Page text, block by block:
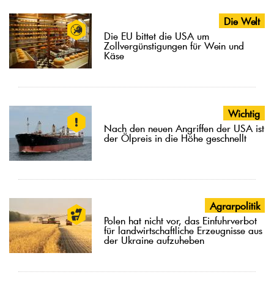
Die Welt
Die EU bittet die USA um
Zollvergünstigungen für Wein und
Käse
Wichtig
Nach den neuen Angriffen der USA ist
der Ölpreis in die Höhe geschnellt
Agrarpolitik
Polen hat nicht vor, das Einfuhrverbot
für landwirtschaftliche Erzeugnisse aus
der Ukraine aufzuheben